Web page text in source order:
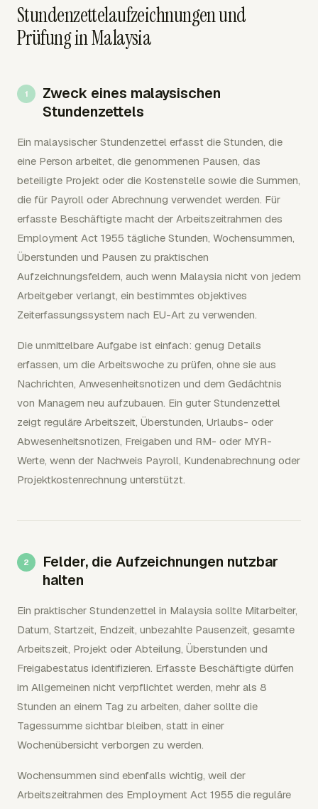
Stundenzettelaufzeichnungen und
Prüfung in Malaysia
Zweck eines malaysischen
Stundenzettels
Ein malaysischer Stundenzettel erfasst die Stunden, die
eine Person arbeitet, die genommenen Pausen, das
beteiligte Projekt oder die Kostenstelle sowie die Summen,
die für Payroll oder Abrechnung verwendet werden. Für
erfasste Beschäftigte macht der Arbeitszeitrahmen des
Employment Act 1955 tägliche Stunden, Wochensummen,
Überstunden und Pausen zu praktischen
Aufzeichnungsfeldern, auch wenn Malaysia nicht von jedem
Arbeitgeber verlangt, ein bestimmtes objektives
Zeiterfassungssystem nach EU-Art zu verwenden.
Die unmittelbare Aufgabe ist einfach: genug Details
erfassen, um die Arbeitswoche zu prüfen, ohne sie aus
Nachrichten, Anwesenheitsnotizen und dem Gedächtnis
von Managern neu aufzubauen. Ein guter Stundenzettel
zeigt reguläre Arbeitszeit, Überstunden, Urlaubs- oder
Abwesenheitsnotizen, Freigaben und RM- oder MYR-
Werte, wenn der Nachweis Payroll, Kundenabrechnung oder
Projektkostenrechnung unterstützt.
Felder, die Aufzeichnungen nutzbar
halten
Ein praktischer Stundenzettel in Malaysia sollte Mitarbeiter,
Datum, Startzeit, Endzeit, unbezahlte Pausenzeit, gesamte
Arbeitszeit, Projekt oder Abteilung, Überstunden und
Freigabestatus identifizieren. Erfasste Beschäftigte dürfen
im Allgemeinen nicht verpflichtet werden, mehr als 8
Stunden an einem Tag zu arbeiten, daher sollte die
Tagessumme sichtbar bleiben, statt in einer
Wochenübersicht verborgen zu werden.
Wochensummen sind ebenfalls wichtig, weil der
Arbeitszeitrahmen des Employment Act 1955 die reguläre